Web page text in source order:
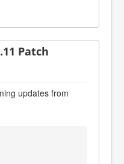
Patch
updates from